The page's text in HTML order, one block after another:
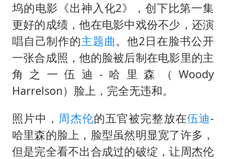
曝美拒绝乌增购“爱国者”导弹请求
公司“上四休三”但要降薪1000元
改名后的“青海拉面”店
女孩南太行山失联超11天 直击搜寻
坞的电影《出神入化2》，创下比第一集
更好的成绩，他在电影中戏份不少，还演
唱自己制作的主题曲。他2日在脸书公开
一张合成照，他的脸被后制在电影里的主
角之一伍迪-哈里森（Woody
Harrelson）脸上，完全无违和。
照片中， 周杰伦的五官被完整放在伍迪-
哈里森的脸上，脸型虽然明显宽了许多，
但是完全看不出合成过的破绽，让周杰伦